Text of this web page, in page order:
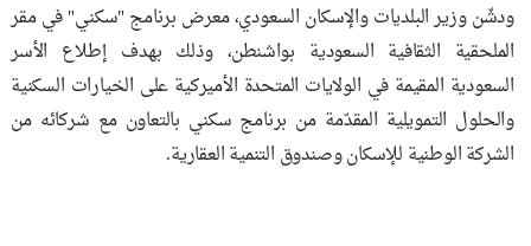
ودشّن وزير البلديات والإسكان السعودي، معرض برنامج "سكني" في مقر
الملحقية الثقافية السعودية بواشنطن، وذلك بهدف إطلاع الأسر
السعودية المقيمة في الولايات المتحدة الأميركية على الخيارات السكنية
والحلول التمويلية المقدّمة من برنامج سكني بالتعاون مع شركائه من
الشركة الوطنية للإسكان وصندوق التنمية العقارية.